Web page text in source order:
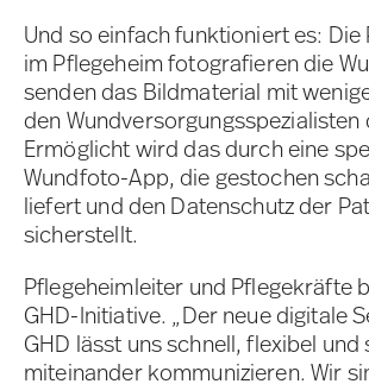
Und so einfach funktioniert es:
im Pflegeheim fotografieren die
senden das Bildmaterial mit
den Wundversorgungsspezialisten
Ermöglicht wird das durch eine
Wundfoto-App, die gestochen
liefert und den Datenschutz der
sicherstellt.
Pflegeheimleiter und Pflegekräfte
GHD-Initiative. „Der neue digitale
GHD lässt uns schnell, flexibel und
miteinander kommunizieren. Wir